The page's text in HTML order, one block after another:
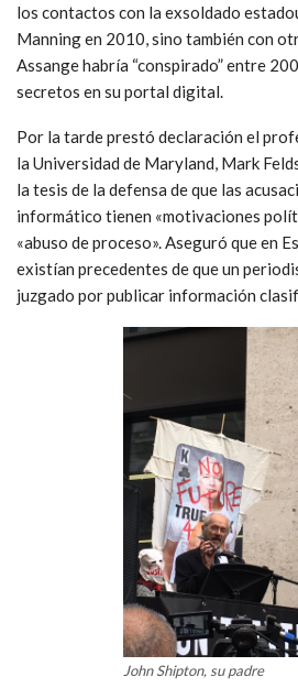
los contactos con la exsoldado
Manning en 2010, sino también con
Assange habría “conspirado” entre
secretos en su portal digital.
Por la tarde prestó declaración el
la Universidad de Maryland, Mark
la tesis de la defensa de que las
informático tienen «motivaciones
«abuso de proceso». Aseguró que en
existían precedentes de que un
juzgado por publicar información
John Shipton, su padre